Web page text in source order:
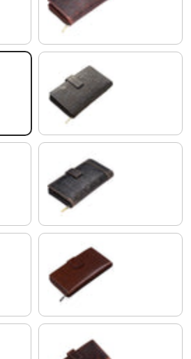
borgogna - marrón
canyon - marrón
espresso - marrón
curtición vegetal marrón oscuro